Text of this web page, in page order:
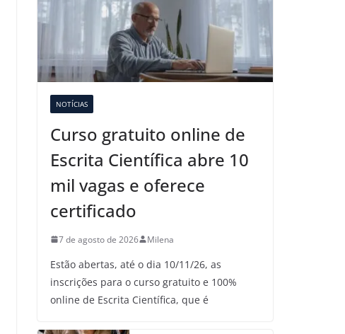
NOTÍCIAS
Curso gratuito online de
Escrita Científica abre 10
mil vagas e oferece
certificado
7 de agosto de 2026 Milena
Estão abertas, até o dia 10/11/26, as
inscrições para o curso gratuito e 100%
online de Escrita Científica, que é